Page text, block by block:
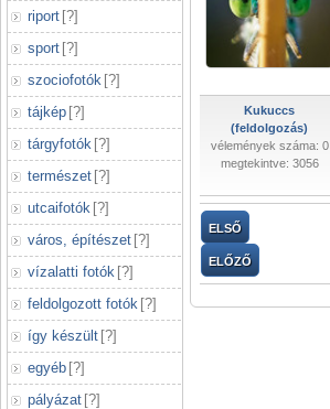
riport [?]
sport [?]
szociofotók [?]
tájkép [?]
tárgyfotók [?]
természet [?]
utcaifotók [?]
város, építészet [?]
vízalatti fotók [?]
feldolgozott fotók [?]
így készült [?]
egyéb [?]
pályázat [?]
Kukuccs
(feldolgozás)
vélemények száma: 0
megtekintve: 3056
ELSŐ
ELŐZŐ